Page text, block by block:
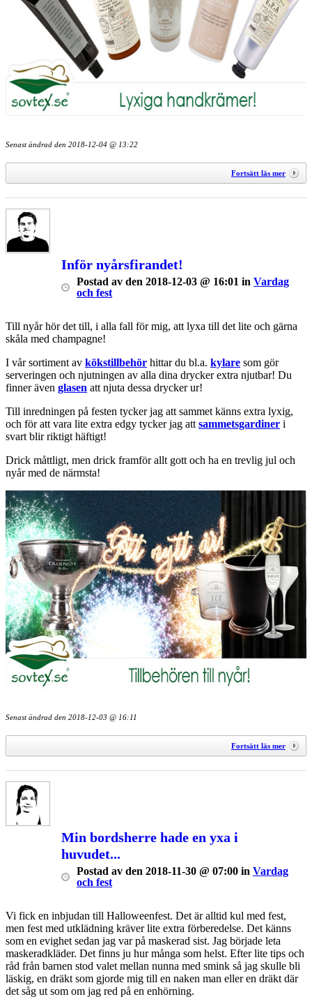
Senast ändrad den 2018-12-04 @ 13:22
Fortsätt läs mer
Inför nyårsfirandet!
Postad av den 2018-12-03 @ 16:01 in Vardag
och fest
Till nyår hör det till, i alla fall för mig, att lyxa till det lite och gärna
skåla med champagne!
I vår sortiment av kökstillbehör hittar du bl.a. kylare som gör
serveringen och njutningen av alla dina drycker extra njutbar! Du
finner även glasen att njuta dessa drycker ur!
Till inredningen på festen tycker jag att sammet känns extra lyxig,
och för att vara lite extra edgy tycker jag attsammetsgardiner i
svart blir riktigt häftigt!
Drick måttligt, men drick framför allt gott och ha en trevlig jul och
nyår med de närmsta!
Senast ändrad den 2018-12-03 @ 16:11
Fortsätt läs mer
Min bordsherre hade en yxa i
huvudet...
Postad av den 2018-11-30 @ 07:00 in Vardag
och fest
Vi fick en inbjudan till Halloweenfest. Det är alltid kul med fest,
men fest med utklädning kräver lite extra förberedelse. Det känns
som en evighet sedan jag var på maskerad sist. Jag började leta
maskeradkläder. Det finns ju hur många som helst. Efter lite tips och
råd från barnen stod valet mellan nunna med smink så jag skulle bli
läskig, en dräkt som gjorde mig till en naken man eller en dräkt där
det såg ut som om jag red på en enhörning.